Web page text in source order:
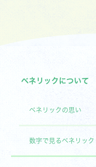
ベネリックについて
ベネリックの思い
数字で見るベネリック